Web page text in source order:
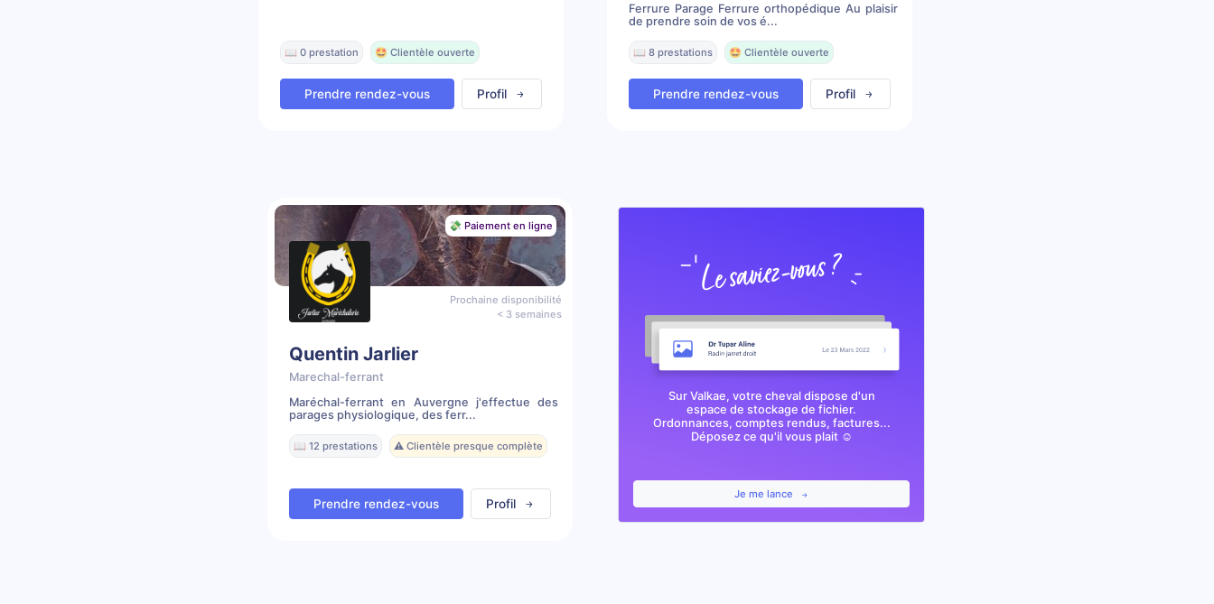
📖 0 prestation 🤩 Clientèle ouverte
Prendre rendez-vous Profil
Ferrure Parage Ferrure orthopédique Au plaisir
de prendre soin de vos é...
📖 8 prestations 🤩 Clientèle ouverte
Prendre rendez-vous Profil
💸 Paiement en ligne
Prochaine disponibilité
< 3 semaines
Quentin Jarlier
Marechal-ferrant
Maréchal-ferrant en Auvergne j'effectue des
parages physiologique, des ferr...
📖 12 prestations ⚠️ Clientèle presque complète
Prendre rendez-vous Profil
Sur Valkae, votre cheval dispose d'un
espace de stockage de fichier.
Ordonnances, comptes rendus, factures...
Déposez ce qu'il vous plait ☺️
Je me lance